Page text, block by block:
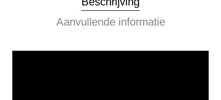
Aanvullende informatie